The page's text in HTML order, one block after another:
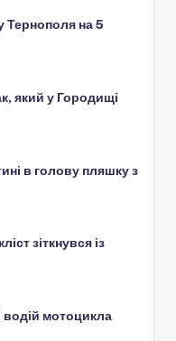
Тернополя на 5
який у Городищі
в голову пляшку з
зіткнувся із
мотоцикла